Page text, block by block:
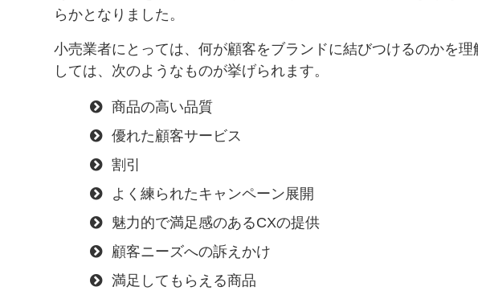
らかとなりました。
小売業者にとっては、何が顧客をブランドに結びつけるのかを
しては、次のようなものが挙げられます。
商品の高い品質
優れた顧客サービス
割引
よく練られたキャンペーン展開
魅力的で満足感のあるCXの提供
顧客ニーズへの訴えかけ
満足してもらえる商品